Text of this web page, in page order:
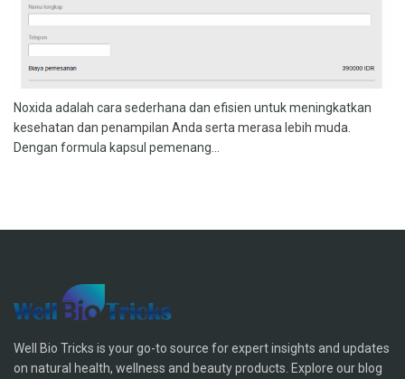
Noxida adalah cara sederhana dan efisien untuk meningkatkan
kesehatan dan penampilan Anda serta merasa lebih muda.
Dengan formula kapsul pemenang...
Well Bio Tricks is your go-to source for expert insights and updates
on natural health, wellness and beauty products. Explore our blog